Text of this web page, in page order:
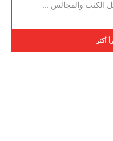
الكنب والمجالس ...
أكثر